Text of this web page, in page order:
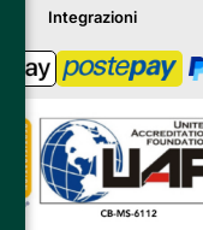
Integrazioni